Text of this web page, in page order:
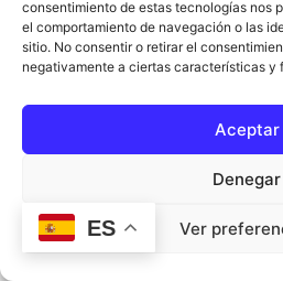
consentimiento de estas tecnologías nos
el comportamiento de navegación o las
sitio. No consentir o retirar el
negativamente a ciertas características y
Aceptar
Denegar
Ver
ES